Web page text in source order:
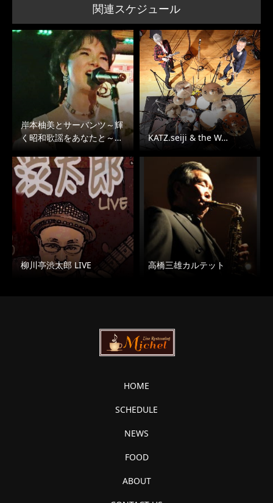
関連スケジュール
岸本柚美とサーバンツ～輝
く昭和歌謡をあなたと～…
KATZ.seiji & the W…
柳川亭渋太郎 LIVE 高橋三雄カルテット
HOME
SCHEDULE
NEWS
FOOD
ABOUT